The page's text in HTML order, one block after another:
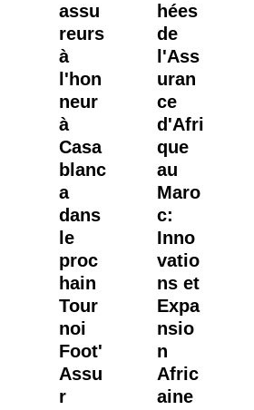
assu
reurs
à
l'hon
neur
à
Casa
blanc
a
dans
le
proc
hain
Tour
noi
Foot'
Assu
r
hées
de
l'Ass
uran
ce
d'Afri
que
au
Maro
c:
Inno
vatio
ns et
Expa
nsio
n
Afric
aine